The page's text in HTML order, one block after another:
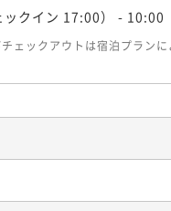
ックイン 17:00） - 10:00
ェックアウトは宿泊プラン